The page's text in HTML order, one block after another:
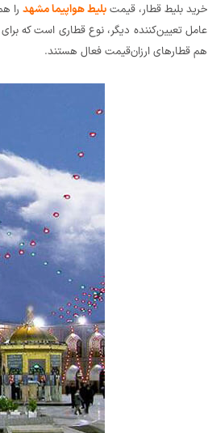
خرید بلیط قطار، قیمت بلیط هواپیما مشهد را
عامل تعیین‌کننده دیگر، نوع قطاری است که
هم قطارهای ارزان‌قیمت فعال هستند.